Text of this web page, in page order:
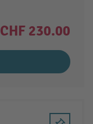
CHF 230.00